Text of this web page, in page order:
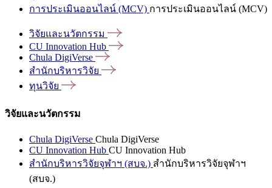
การประเมินออนไลน์ (MCV) การประเมินออนไลน์ (MCV)
วิจัยและนวัตกรรม
CU Innovation Hub
Chula DigiVerse
สำนักบริหารวิจัย
ทุนวิจัย
วิจัยและนวัตกรรม
Chula DigiVerse Chula DigiVerse
CU Innovation Hub CU Innovation Hub
สำนักบริหารวิจัยจุฬาฯ (สบจ.) สำนักบริหารวิจัยจุฬาฯ
(สบจ.)